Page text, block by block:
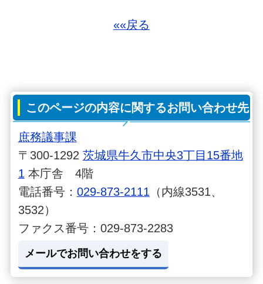
««戻る
このページの内容に関するお問い合わせ先
庶務議事課
〒300-1292 茨城県牛久市中央3丁目15番地
1 本庁舎 4階
電話番号： 029-873-2111 （内線3531、
3532）
ファクス番号：029-873-2283
メールでお問い合わせをする